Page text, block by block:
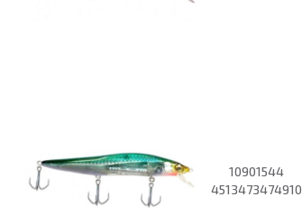
10901544
4513473474910